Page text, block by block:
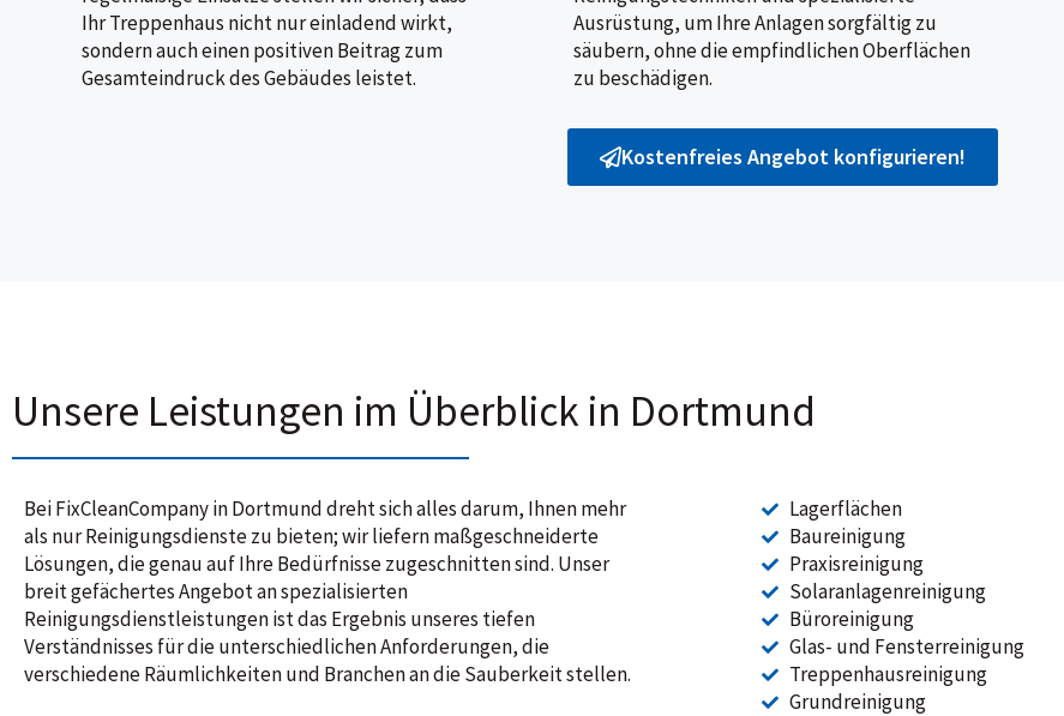
Ihr Treppenhaus nicht nur einladend wirkt,
sondern auch einen positiven Beitrag zum
Gesamteindruck des Gebäudes leistet.
Ausrüstung, um Ihre Anlagen sorgfältig zu
säubern, ohne die empfindlichen Oberflächen
zu beschädigen.
Kostenfreies Angebot konfigurieren!
Unsere Leistungen im Überblick in Dortmund
Bei FixCleanCompany in Dortmund dreht sich alles darum, Ihnen mehr
als nur Reinigungsdienste zu bieten; wir liefern maßgeschneiderte
Lösungen, die genau auf Ihre Bedürfnisse zugeschnitten sind. Unser
breit gefächertes Angebot an spezialisierten
Reinigungsdienstleistungen ist das Ergebnis unseres tiefen
Verständnisses für die unterschiedlichen Anforderungen, die
verschiedene Räumlichkeiten und Branchen an die Sauberkeit stellen.
Lagerflächen
Baureinigung
Praxisreinigung
Solaranlagenreinigung
Büroreinigung
Glas- und Fensterreinigung
Treppenhausreinigung
Grundreinigung